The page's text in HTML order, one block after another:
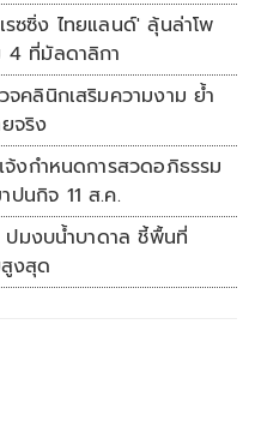
ซซิ่ง ไทยแลนด์' ลุ้นล่าโพ
4 ที่มัลดาลิกา
จคลินิกเสริมความงาม ย้ำ
จริง
งกำหนดการสวดอภิธรรม
นกิจ 11 ส.ค.
มงบน้ำบาดาล ชี้พื้นที่
งสุด